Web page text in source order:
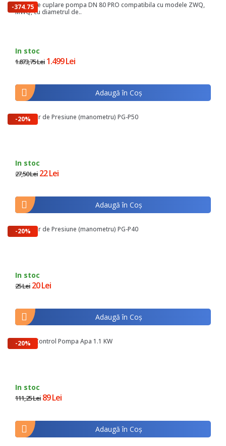
-374.75
Talpa de cuplare pompa DN 80 PRO compatibila cu modele ZWQ,
MWQ, cu diametrul de..
In stoc
1.873,75 Lei 1.499 Lei
Adaugă în Coş
-20%
Indicator de Presiune (manometru) PG-P50
In stoc
27,50 Lei 22 Lei
Adaugă în Coş
-20%
Indicator de Presiune (manometru) PG-P40
In stoc
25 Lei 20 Lei
Adaugă în Coş
-20%
Panou Control Pompa Apa 1.1 KW
In stoc
111,25 Lei 89 Lei
Adaugă în Coş